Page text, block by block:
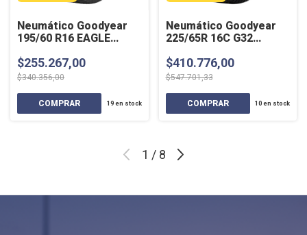
Neumático Goodyear
195/60 R16 EAGLE
$255.267,00
$340.356,00
19en stock
Neumático Goodyear
225/65R 16C G32
$410.776,00
$547.701,33
10 en stock
1 / 8